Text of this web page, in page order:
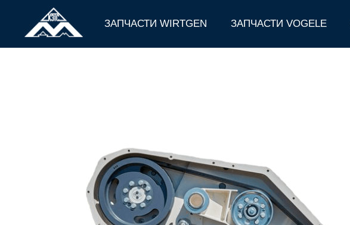
ЗАПЧАСТИ WIRTGEN ЗАПЧАСТИ VOGELE